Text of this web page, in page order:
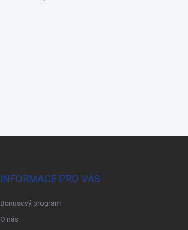
INFORMACE PRO VÁS
Bonusový program
O nás